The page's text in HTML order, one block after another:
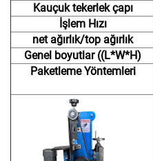
Kauçuk tekerlek çapı
İşlem Hızı
net ağırlık/top ağırlık
Genel boyutlar ((L*W*H)
Paketleme Yöntemleri